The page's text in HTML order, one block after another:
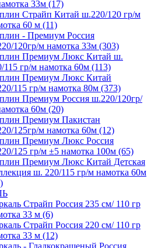
33м (17)
Страйп Китай ш.220/120 гр/м
60 м (11)
- Премиум Россия
120гр/м намотка 33м (303)
Премиум Люкс Китай ш.
115 гр/м намотка 60м (113)
Премиум Люкс Китай
115 гр/м намотка 80м (373)
Премиум Россия ш.220/120гр/
60м (20)
Премиум Пакистан
125гр/м намотка 60м (12)
Премиум Люкс Россия
125 гр/м ±5 намотка 100м (65)
Премиум Люкс Китай Детская
ш. 220/115 гр/м намотка 60м
Страйп Россия 235 см/ 110 гр
33 м (6)
Страйп Россия 220 см/ 110 гр
33 м (12)
- Гладкокрашеный Россия